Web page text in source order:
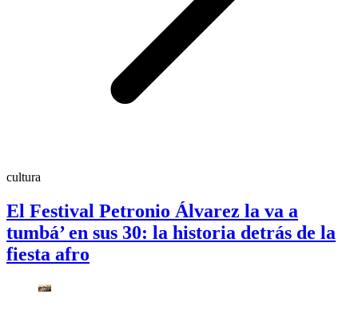
cultura
El Festival Petronio Álvarez la va a
tumbá’ en sus 30: la historia detrás de la
fiesta afro